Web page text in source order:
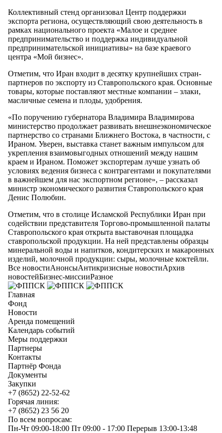
Коллективный стенд организовал Центр поддержки
экспорта региона, осуществляющий свою деятельность в
рамках национального проекта «Малое и среднее
предпринимательство и поддержка индивидуальной
предпринимательской инициативы» на базе краевого
центра «Мой бизнес».
Отметим, что Иран входит в десятку крупнейших стран-
партнеров по экспорту из Ставропольского края. Основные
товары, которые поставляют местные компании – злаки,
масличные семена и плоды, удобрения.
«По поручению губернатора Владимира Владимирова
министерство продолжает развивать внешнеэкономическое
партнерство со странами Ближнего Востока, в частности, с
Ираном. Уверен, выставка станет важным импульсом для
укрепления взаимовыгодных отношений между нашим
краем и Ираном. Поможет экспортерам лучше узнать об
условиях ведения бизнеса с контрагентами и покупателями
в важнейшем для нас экспортном регионе», – рассказал
министр экономического развития Ставропольского края
Денис Полюбин.
Отметим, что в столице Исламской Республики Иран при
содействии представителя Торгово-промышленной палаты
Ставропольского края открыта выставочная площадка
ставропольской продукции. На ней представлены образцы
минеральной воды и напитков, кондитерских и макаронных
изделий, молочной продукции: сыры, молочные коктейли.
Все новостиАнонсыАнтикризисные новостиАрхив
новостейБизнес-миссииРазное
Главная
Фонд
Новости
Аренда помещений
Календарь событий
Меры поддержки
Партнеры
Контакты
Партнёр Фонда
Документы
Закупки
+7 (8652) 22-52-62
Горячая линия:
+7 (8652) 23 56 20
По всем вопросам:
Пн-Чт 09:00-18:00 Пт 09:00 - 17:00 Перерыв 13:00-13:48